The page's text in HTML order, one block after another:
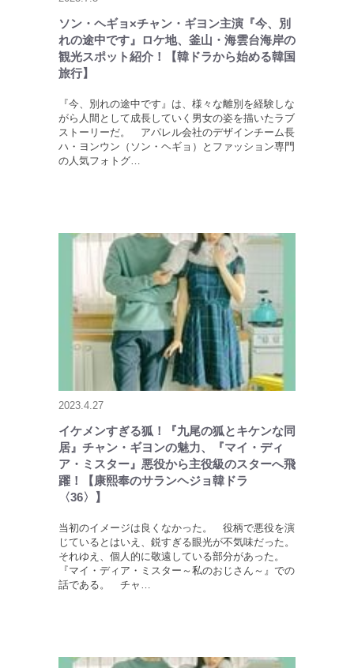
ソン・ヘギョ×チャン・ギヨン主演『今、別
れの途中です』ロケ地、釜山・海雲台海岸の
観光スポット紹介！【韓ドラから始める韓国
旅行】
『今、別れの途中です』は、様々な離別を経験しな
がら人間として成長していく男女の姿を描いたラブ
ストーリーだ。 アパレル会社のデザインチーム長
ハ・ヨンウン（ソン・ヘギョ）とファッション専門
の人気フォトグ…
2023.4.27
イケメンすぎる狐！『九尾の狐とキケンな同
居』チャン・ギヨンの魅力、『マイ・ディ
ア・ミスター』悪役から主役級のスターへ飛
躍！【康熙奉のサランヘジョ韓ドラ
〈36〉】
当初のイメージは良くなかった。 役柄で悪役を演
じているとはいえ、鋭すぎる眼光が不気味だった。
それゆえ、個人的に敬遠している部分があった。
『マイ・ディア・ミスター～私のおじさん～』での
話である。 チャ…